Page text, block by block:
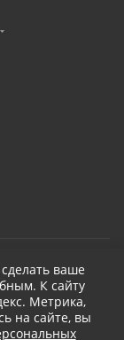
ваше
К cайту
Метрика,
на сайте, вы